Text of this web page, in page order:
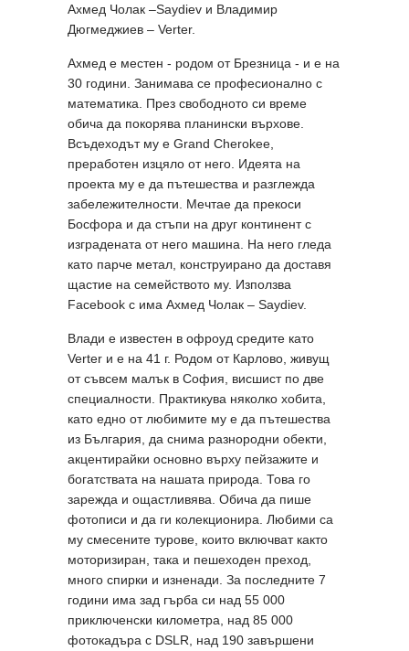
Ахмед Чолак –Saydiev и Владимир
Дюгмеджиев – Verter.
Ахмед е местен - родом от Брезница - и е на
30 години. Занимава се професионално с
математика. През свободното си време
обича да покорява планински върхове.
Всъдеходът му е Grand Cherokee,
преработен изцяло от него. Идеята на
проекта му е да пътешества и разглежда
забележителности. Мечтае да прекоси
Босфора и да стъпи на друг континент с
изградената от него машина. На него гледа
като парче метал, конструирано да доставя
щастие на семейството му. Използва
Facebook с има Ахмед Чолак – Saydiev.
Влади e известен в офроуд средите като
Verter и е на 41 г. Родом от Карлово, живущ
от съвсем малък в София, висшист по две
специалности. Практикува няколко хобита,
като едно от любимите му е да пътешества
из България, да снима разнородни обекти,
акцентирайки основно върху пейзажите и
богатствата на нашата природа. Това го
зарежда и ощастливява. Обича да пише
фотописи и да ги колекционира. Любими са
му смесените турове, които включват както
моторизиран, така и пешеходен преход,
много спирки и изненади. За последните 7
години има зад гърба си над 55 000
приключенски километра, над 85 000
фотокадъра с DSLR, над 190 завършени